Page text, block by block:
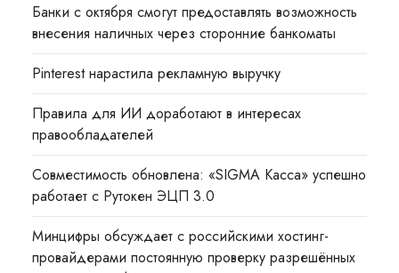
Банки с октября смогут предоставлять возможность
внесения наличных через сторонние банкоматы
Pinterest нарастила рекламную выручку
Правила для ИИ доработают в интересах
правообладателей
Совместимость обновлена: «SIGMA Касса» успешно
работает с Рутокен ЭЦП 3.0
Минцифры обсуждает с российскими хостинг-
провайдерами постоянную проверку разрешённых